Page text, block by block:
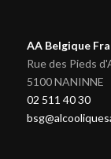
AA Belgique
Rue des Pieds
5100 NANINNE
02 511 40 30